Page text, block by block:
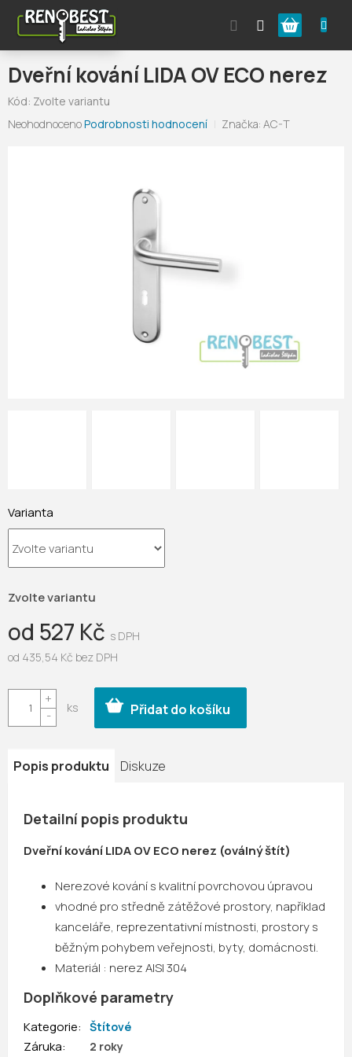
obsah
Nákupní
košík
Dveřní kování LIDA OV ECO nerez
Kód: Zvolte variantu
Průměrné
NeohodnocenoPodrobnosti hodnocení Značka:AC-T
od 527 Kč
od 435,54 Kč bez DPH
cena:
Zvolte variantu
Varianta
Přidat do košíku
Popis produktu Diskuze
Detailní popis produktu
Dveřní kování LIDA OV ECO nerez (oválný štít)
Nerezové kování s kvalitní povrchovou úpravou
vhodné pro středně zátěžové prostory, například
kanceláře, reprezentativní místnosti, prostory s
běžným pohybem veřejnosti, byty, domácnosti.
Materiál : nerez AISI 304
Doplňkové parametry
Kategorie: Štítové
Záruka: 2 roky